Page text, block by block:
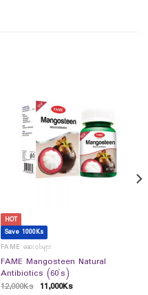
HOT
Save 1000Ks
FAME ဆေးဝါးများ
FAME Mangosteen Natural
Antibiotics (60`s)
12,000Ks 11,000Ks